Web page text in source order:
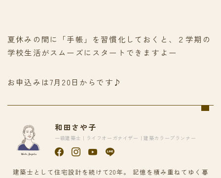
夏休みの間に「手帳」を習慣化しておくと、２学期の
学校生活がスムーズにスタートできますよー
お申込みは7月20日からです♪
和田さや子
一級建築士｜ライフオーガナイザー｜建築カラープランナー
建築士として住宅設計を続けて20年。 記憶を積み重ねてゆく暮